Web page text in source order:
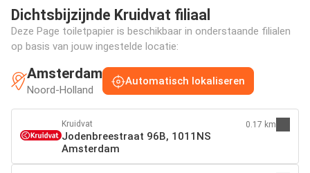
Dichtsbijzijnde Kruidvat filiaal
Deze Page toiletpapier is beschikbaar in onderstaande filialen
op basis van jouw ingestelde locatie:
Amsterdam
Noord-Holland
Automatisch lokaliseren
Kruidvat
Jodenbreestraat 96B, 1011NS
Amsterdam
0.17 km